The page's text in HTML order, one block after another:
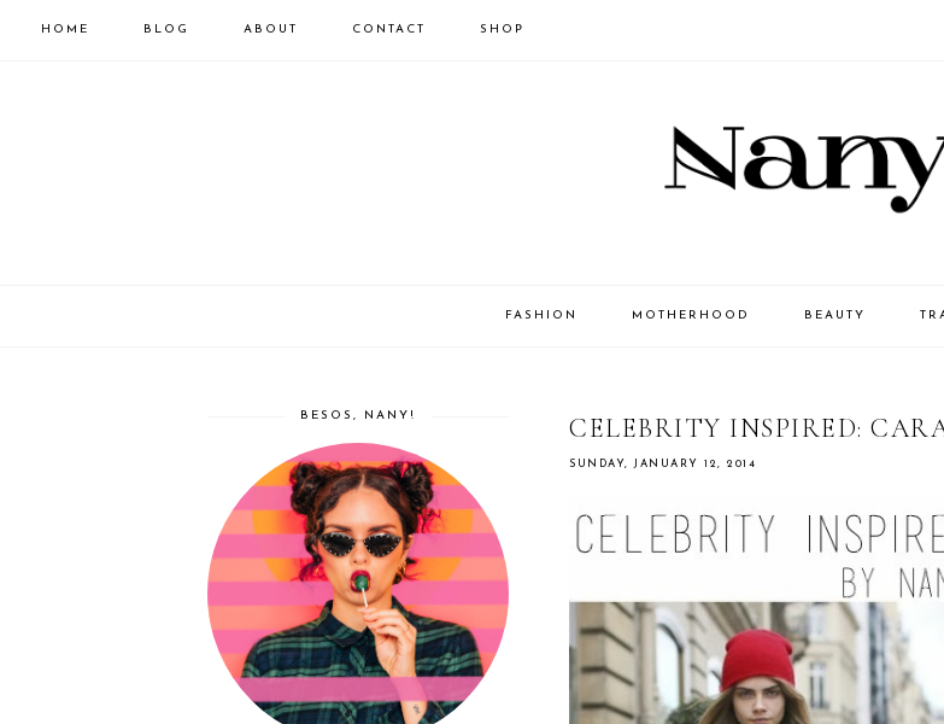
HOME BLOG ABOUT CONTACT SHOP
FASHION MOTHERHOOD BEAUTY
CELEBRITY INSPIRED:
SUNDAY, JANUARY 12, 2014
BESOS, NANY!